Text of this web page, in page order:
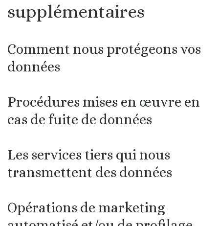
supplémentaires
Comment nous protégeons vos
données
Procédures mises en œuvre en
cas de fuite de données
Les services tiers qui nous
transmettent des données
Opérations de marketing